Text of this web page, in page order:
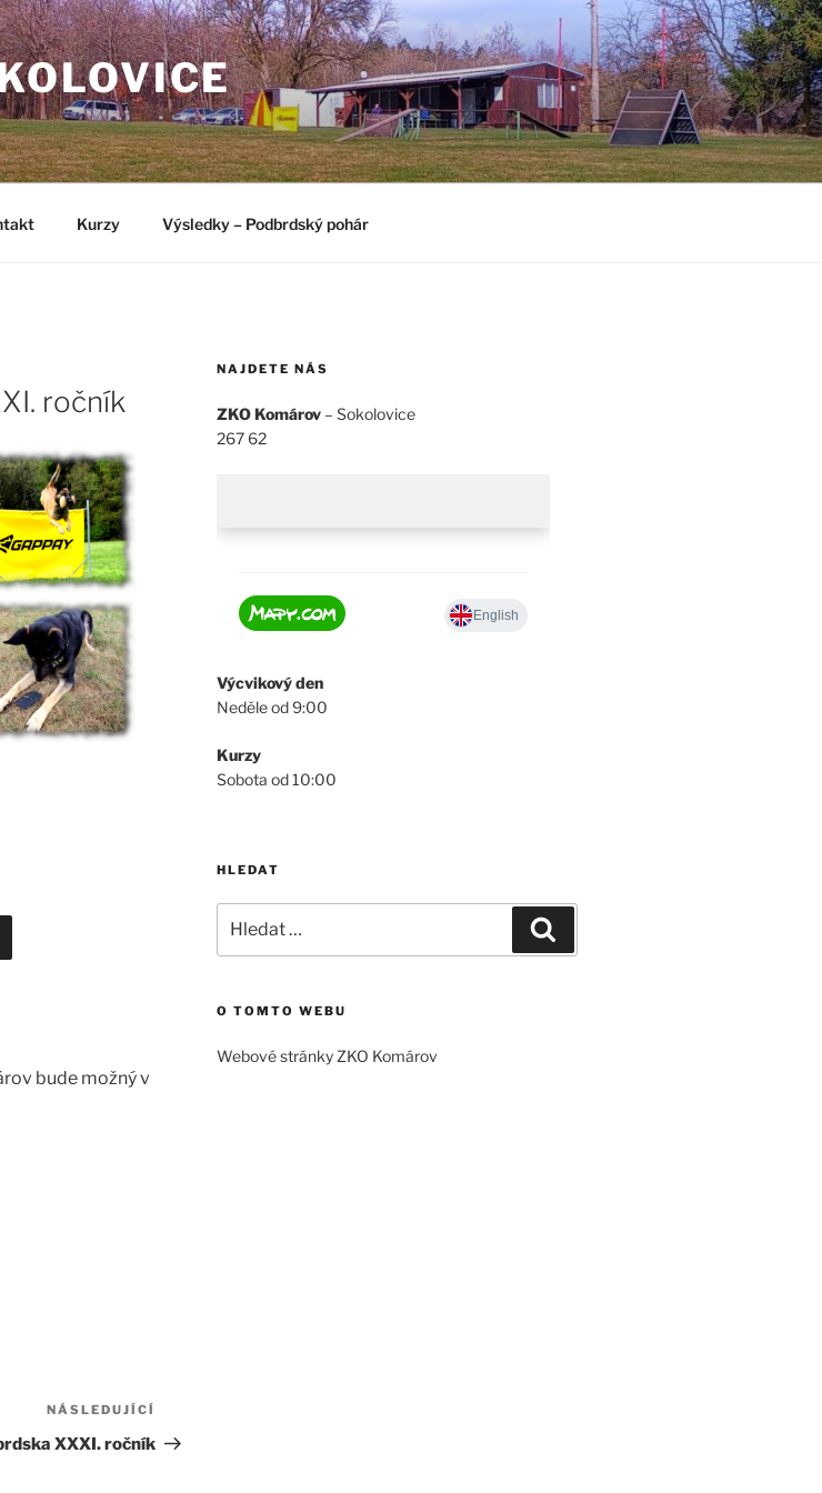
Kurzy Výsledky – Podbrdský pohár
ročník
bude možný v
příspěvek
NÁSLEDUJÍCÍ
XXXI. ročník
NAJDETE NÁS
ZKO Komárov– Sokolovice
267 62
Výcvikový den
Neděle od 9:00
Kurzy
Sobota od 10:00
HLEDAT
O TOMTO WEBU
Webové stránky ZKO Komárov